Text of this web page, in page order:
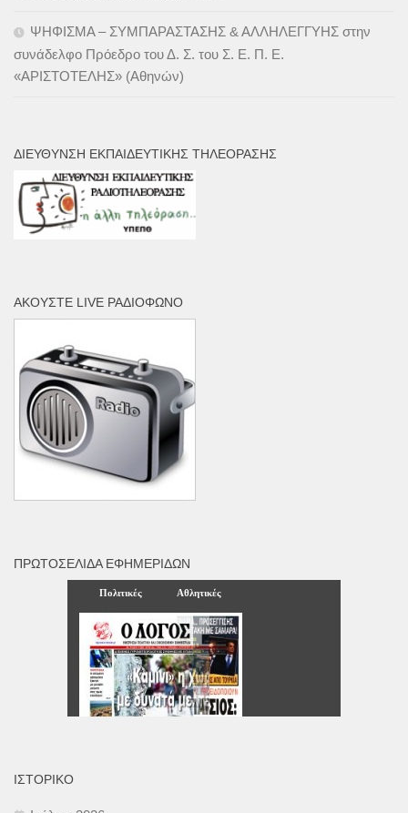
ΨΗΦΙΣΜΑ – ΣΥΜΠΑΡΑΣΤΑΣΗΣ & ΑΛΛΗΛΕΓΓΥΗΣ στην
συνάδελφο Πρόεδρο του Δ. Σ. του Σ. Ε. Π. Ε.
«ΑΡΙΣΤΟΤΕΛΗΣ» (Αθηνών)
ΔΙΕΎΘΥΝΣΗ ΕΚΠΑΙΔΕΥΤΙΚΉΣ ΤΗΛΕΌΡΑΣΗΣ
ΑΚΟΎΣΤΕ LIVE ΡΑΔΙΌΦΩΝΟ
ΠΡΩΤΟΣΈΛΙΔΑ ΕΦΗΜΕΡΊΔΩΝ
ΙΣΤΟΡΙΚΌ